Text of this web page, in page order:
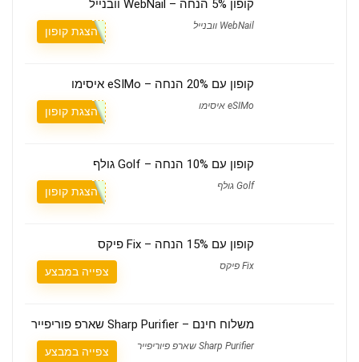
קופון 5% הנחה – WebNail וובנייל
WebNail וובנייל הצגת קופון
קופון עם 20% הנחה – eSIMo איסימו
eSIMo איסימו הצגת קופון
קופון עם 10% הנחה – Golf גולף
Golf גולף הצגת קופון
קופון עם 15% הנחה – Fix פיקס
Fix פיקס צפייה במבצע
משלוח חינם – Sharp Purifier שארפ פוריפייר
Sharp Purifier שארפ פיוריפייר צפייה במבצע